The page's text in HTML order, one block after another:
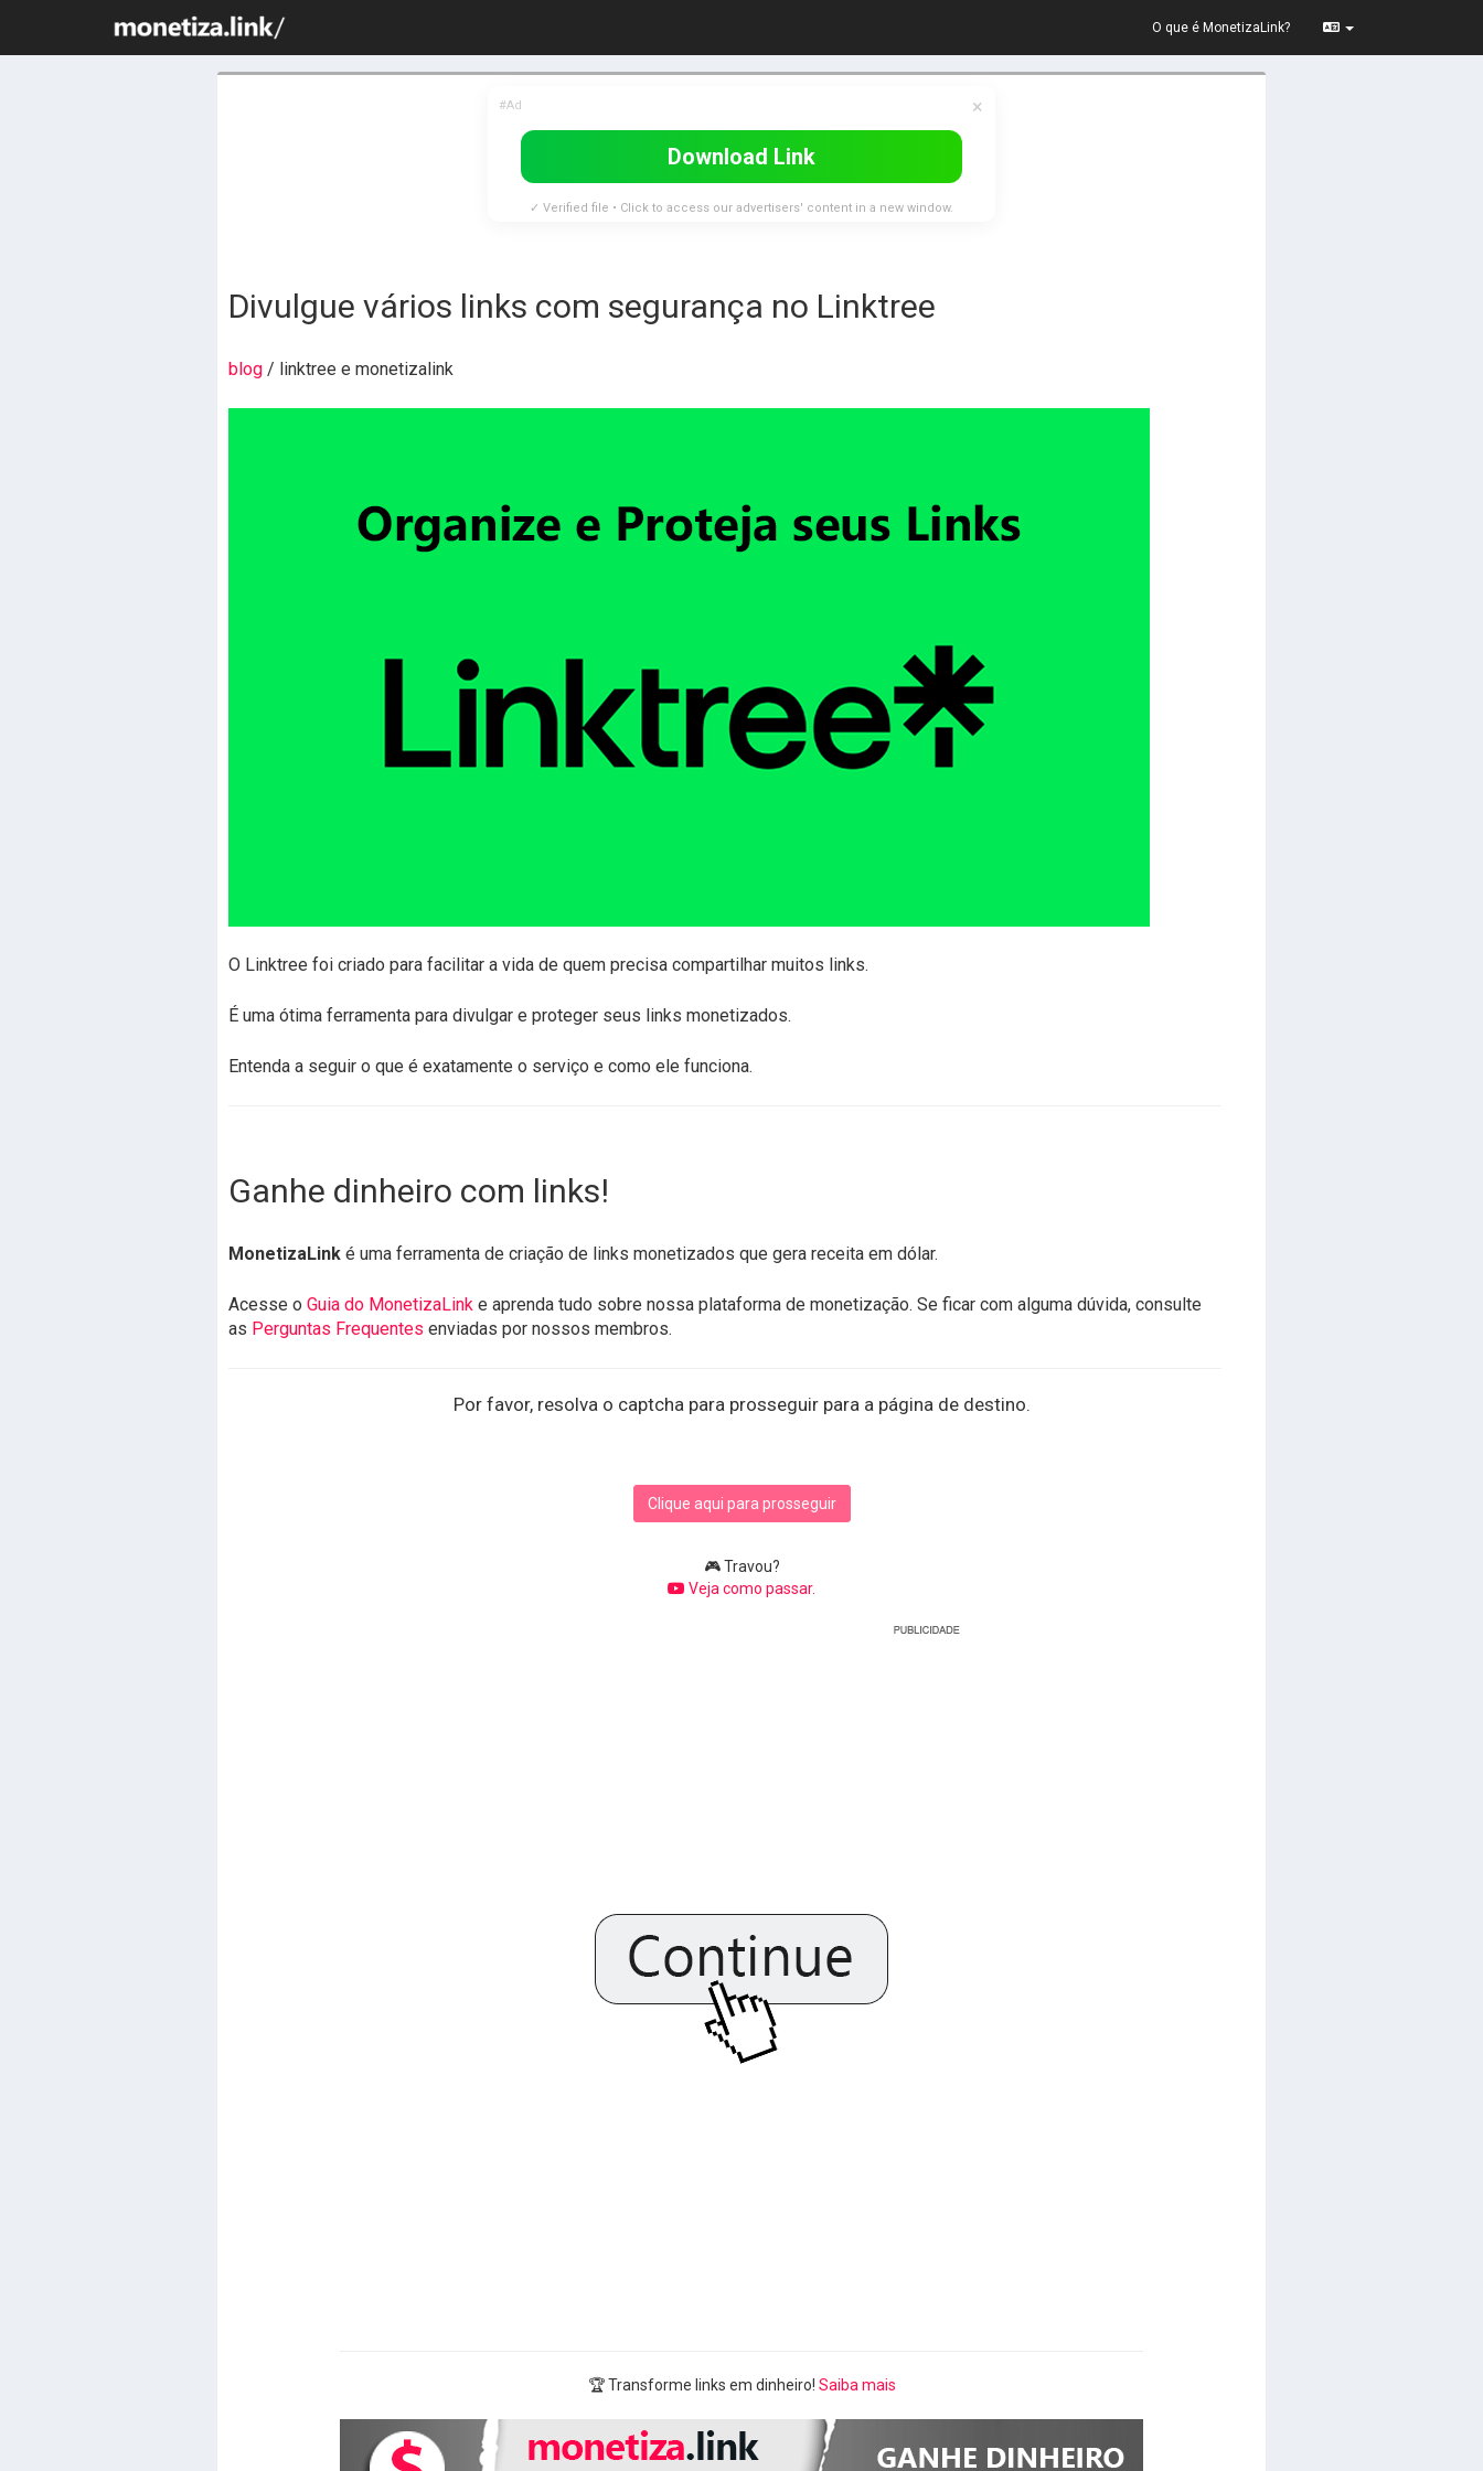
O que é MonetizaLink?
#Ad ×
Download Link
✓ Verified file • Click to access our advertisers' content in a new window.
Divulgue vários links com segurança no Linktree
blog / linktree e monetizalink
O Linktree foi criado para facilitar a vida de quem precisa compartilhar muitos links.
É uma ótima ferramenta para divulgar e proteger seus links monetizados.
Entenda a seguir o que é exatamente o serviço e como ele funciona.
Ganhe dinheiro com links!
MonetizaLink é uma ferramenta de criação de links monetizados que gera receita em dólar.
Acesse o Guia do MonetizaLink e aprenda tudo sobre nossa plataforma de monetização. Se ficar com alguma dúvida, consulte
as Perguntas Frequentes enviadas por nossos membros.
Por favor, resolva o captcha para prosseguir para a página de destino.
Clique aqui para prosseguir
🎮 Travou?
Veja como passar.
🏆 Transforme links em dinheiro! Saiba mais